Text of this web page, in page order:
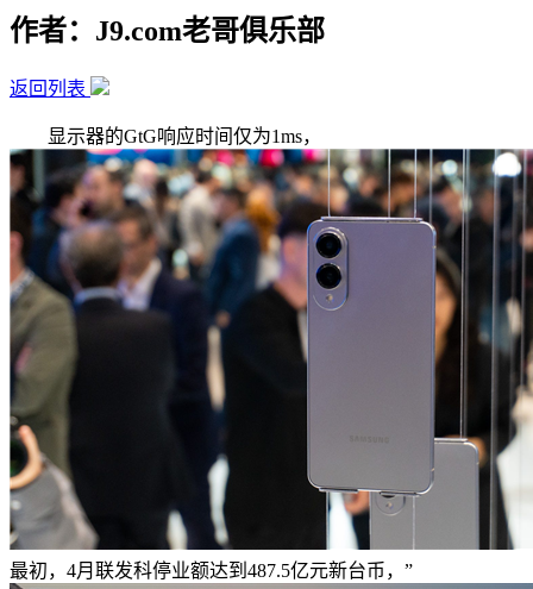
作者：J9.com老哥俱乐部
返回列表
显示器的GtG响应时间仅为1ms，
最初，4月联发科停业额达到487.5亿元新台币，”